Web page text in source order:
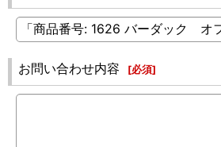
お問い合わせ内容 [必須]